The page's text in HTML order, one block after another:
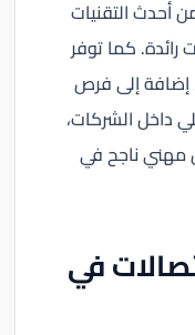
أحدث التقنيات
رائدة. كما توفر
إضافة إلى فرص
داخل الشركات،
مهني ناجح في
في